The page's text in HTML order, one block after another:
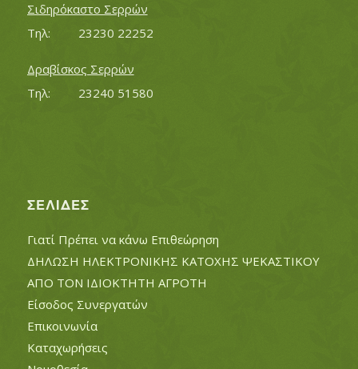
Σιδηρόκαστο Σερρών
Τηλ:		23230 22252
Δραβίσκος Σερρών
Τηλ:		23240 51580
ΣΕΛΊΔΕΣ
Γιατί Πρέπει να κάνω Επιθεώρηση
ΔΗΛΩΣΗ ΗΛΕΚΤΡΟΝΙΚΗΣ ΚΑΤΟΧΗΣ ΨΕΚΑΣΤΙΚΟΥ
ΑΠΟ ΤΟΝ ΙΔΙΟΚΤΗΤΗ ΑΓΡΟΤΗ
Είσοδος Συνεργατών
Επικοινωνία
Καταχωρήσεις